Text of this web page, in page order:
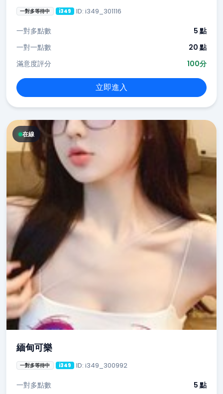
一對多等待中 i349 ID: i349_301116
一對多點數
5 點
一對一點數
20 點
滿意度評分
100分
立即進入
在線
緬甸可樂
一對多等待中 i349 ID: i349_300992
一對多點數
5 點